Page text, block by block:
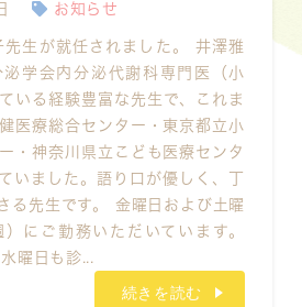
お知らせ
生が就任されました。 井澤雅
学会内分泌代謝科専門医（小
いる経験豊富な先生で、これま
医療総合センター・東京都立小
・神奈川県立こども医療センタ
いました。語り口が優しく、丁
る先生です。 金曜日および土曜
にご勤務いただいています。
曜日も診...
続きを読む